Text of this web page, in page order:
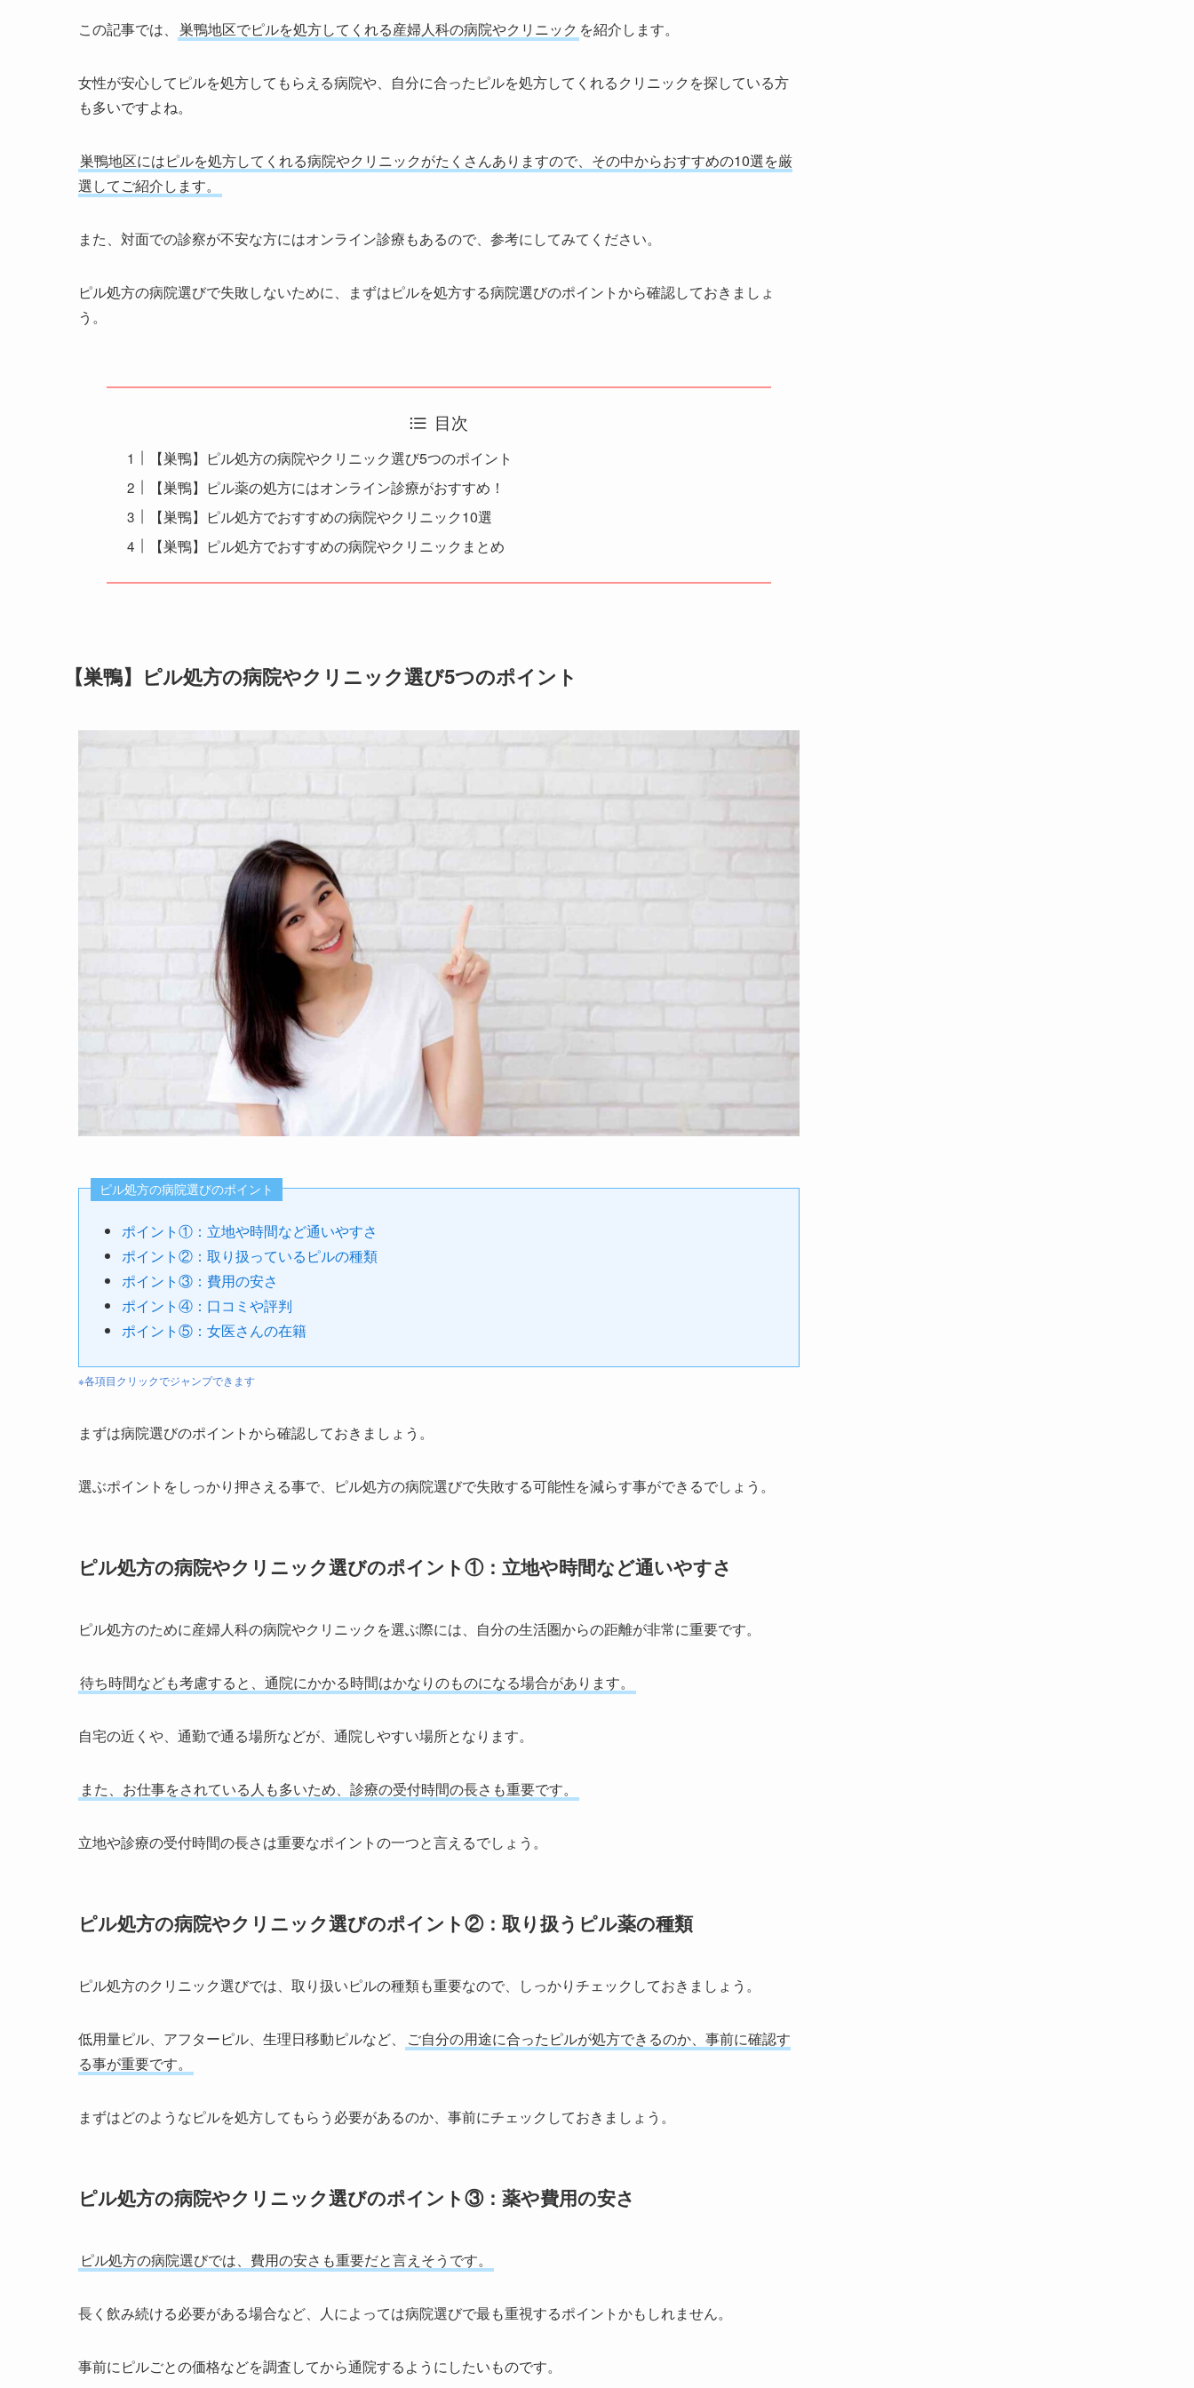
この記事では、 巣鴨地区でピルを処方してくれる産婦人科の病院やクリニック を紹介します。
女性が安心してピルを処方してもらえる病院や、自分に合ったピルを処方してくれるクリニックを探している方
も多いですよね。
巣鴨地区にはピルを処方してくれる病院やクリニックがたくさんありますので、その中からおすすめの10選を厳
選してご紹介します。
また、対面での診察が不安な方にはオンライン診療もあるので、参考にしてみてください。
ピル処方の病院選びで失敗しないために、まずはピルを処方する病院選びのポイントから確認しておきましょ
う。
目次
【巣鴨】ピル処方の病院やクリニック選び5つのポイント
【巣鴨】ピル薬の処方にはオンライン診療がおすすめ！
【巣鴨】ピル処方でおすすめの病院やクリニック10選
【巣鴨】ピル処方でおすすめの病院やクリニックまとめ
【巣鴨】ピル処方の病院やクリニック選び5つのポイント
ピル処方の病院選びのポイント
ポイント①：立地や時間など通いやすさ
ポイント②：取り扱っているピルの種類
ポイント③：費用の安さ
ポイント④：口コミや評判
ポイント⑤：女医さんの在籍
※各項目クリックでジャンプできます
まずは病院選びのポイントから確認しておきましょう。
選ぶポイントをしっかり押さえる事で、ピル処方の病院選びで失敗する可能性を減らす事ができるでしょう。
ピル処方の病院やクリニック選びのポイント①：立地や時間など通いやすさ
ピル処方のために産婦人科の病院やクリニックを選ぶ際には、自分の生活圏からの距離が非常に重要です。
待ち時間なども考慮すると、通院にかかる時間はかなりのものになる場合があります。
自宅の近くや、通勤で通る場所などが、通院しやすい場所となります。
また、お仕事をされている人も多いため、診療の受付時間の長さも重要です。
立地や診療の受付時間の長さは重要なポイントの一つと言えるでしょう。
ピル処方の病院やクリニック選びのポイント②：取り扱うピル薬の種類
ピル処方のクリニック選びでは、取り扱いピルの種類も重要なので、しっかりチェックしておきましょう。
低用量ピル、アフターピル、生理日移動ピルなど、
ご自分の用途に合ったピルが処方できるのか、事前に確認す
る事が重要です。
まずはどのようなピルを処方してもらう必要があるのか、事前にチェックしておきましょう。
ピル処方の病院やクリニック選びのポイント③：薬や費用の安さ
ピル処方の病院選びでは、費用の安さも重要だと言えそうです。
長く飲み続ける必要がある場合など、人によっては病院選びで最も重視するポイントかもしれません。
事前にピルごとの価格などを調査してから通院するようにしたいものです。